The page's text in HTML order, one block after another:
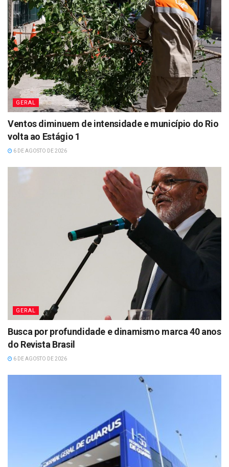
GERAL
Ventos diminuem de intensidade e município do Rio
volta ao Estágio 1
6 DE AGOSTO DE 2026
GERAL
Busca por profundidade e dinamismo marca 40 anos
do Revista Brasil
6 DE AGOSTO DE 2026